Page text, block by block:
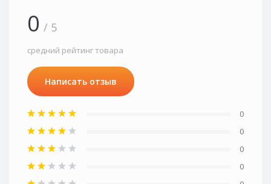
0 / 5
средний рейтинг товара
Написать отзыв
0
0
0
0